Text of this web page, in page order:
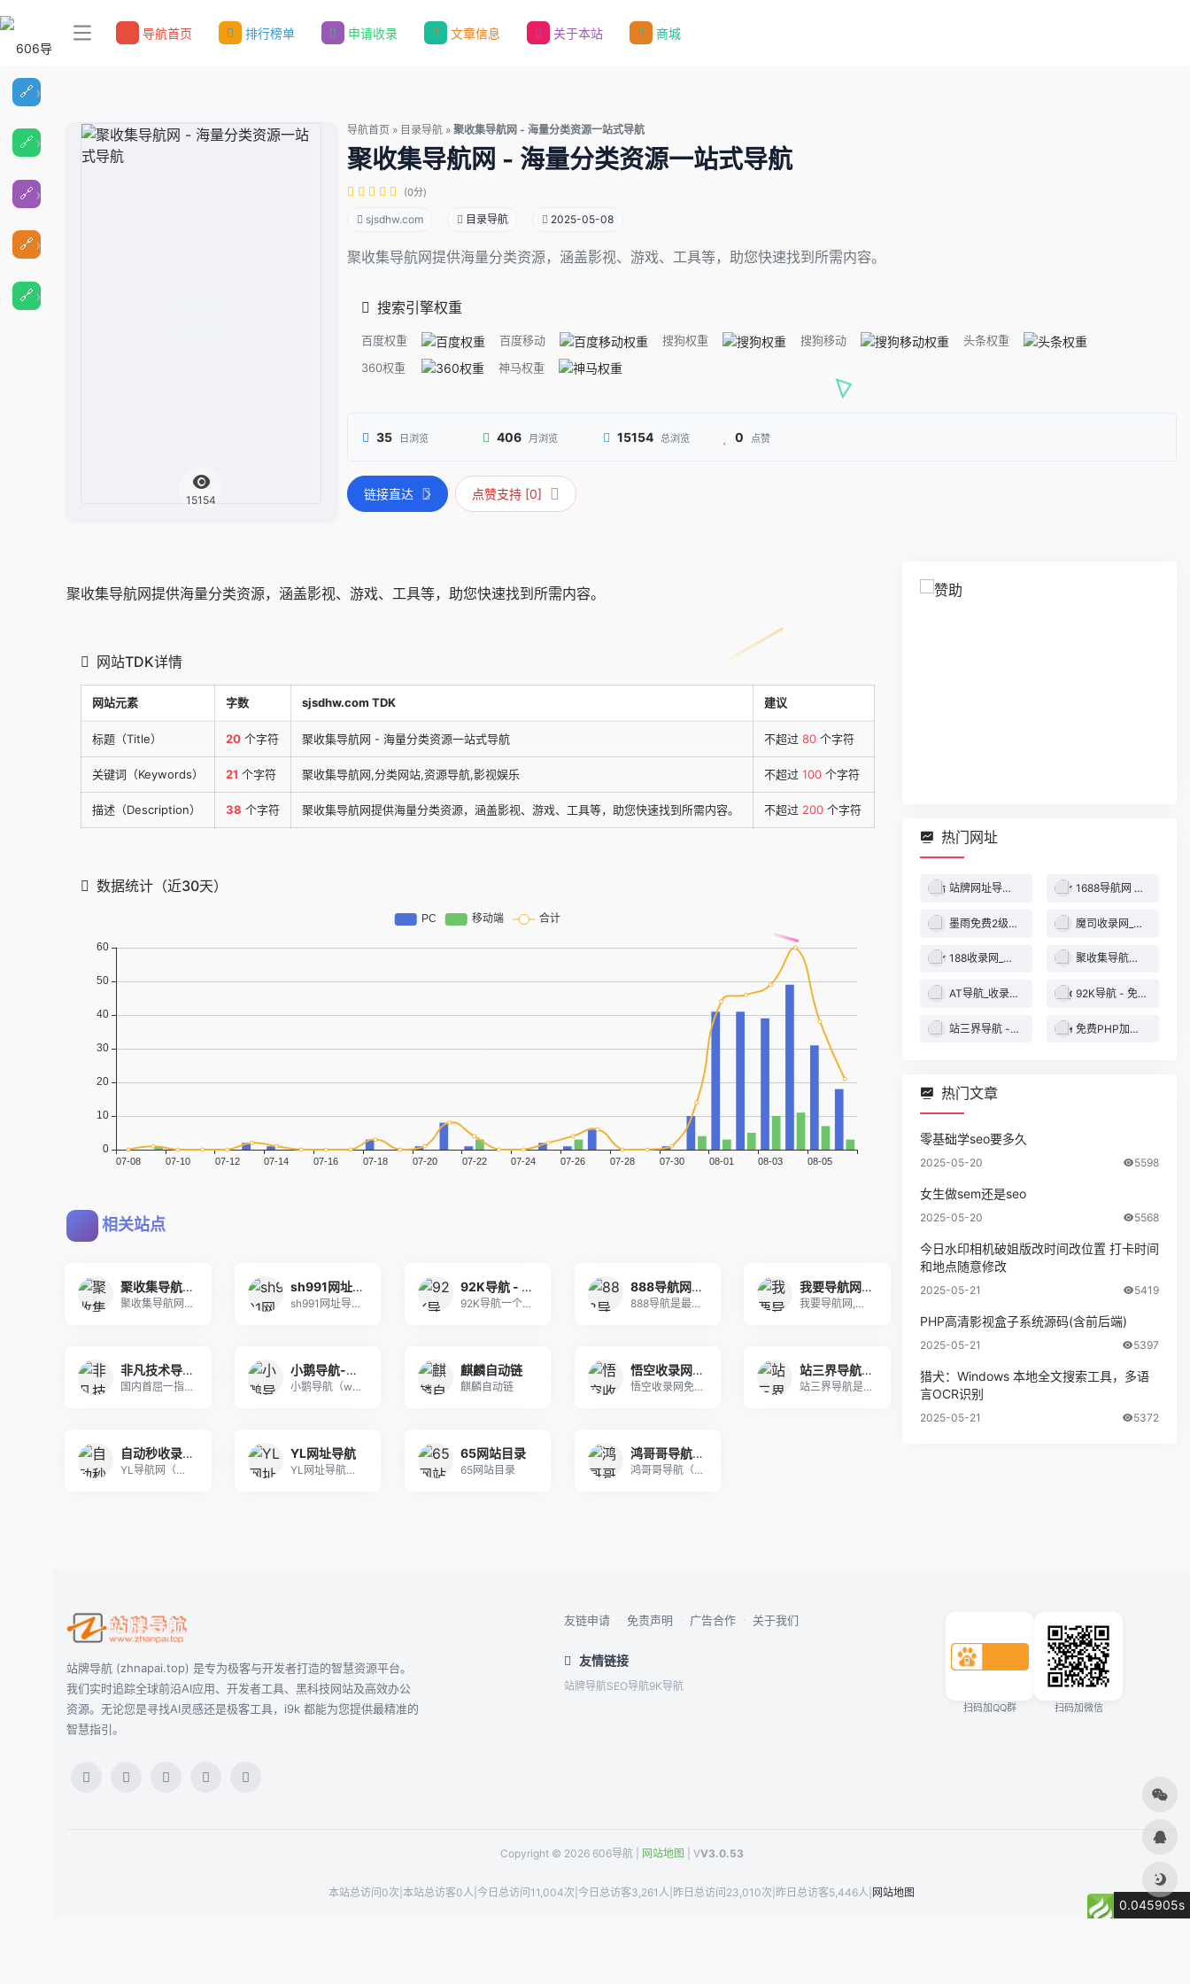
导航首页 排行榜单 申请收录 文章信息 关于本站 商城
15154
导航首页 » 目录导航 » 聚收集导航网 - 海量分类资源一站式导航
聚收集导航网 - 海量分类资源一站式导航
(0分)
sjsdhw.com 目录导航 2025-05-08
聚收集导航网提供海量分类资源，涵盖影视、游戏、工具等，助您快速找到所需内容。
搜索引擎权重
百度权重 百度移动 搜狗权重 搜狗移动
头条权重
360权重
神马权重
35 日浏览 406 月浏览 15154 总浏览 0 点赞
链接直达 点赞支持 [0]
聚收集导航网提供海量分类资源，涵盖影视、游戏、工具等，助您快速找到所需内容。
网站TDK详情
网站元素 字数 sjsdhw.com TDK 建议
标题（Title） 20 个字符 聚收集导航网 - 海量分类资源一站式导航 不超过 80 个字符
关键词（Keywords） 21 个字符 聚收集导航网,分类网站,资源导航,影视娱乐 不超过 100 个字符
描述（Description） 38 个字符 聚收集导航网提供海量分类资源，涵盖影视、游戏、工具等，助您快速找到所需内容。 不超过 200 个字符
数据统计（近30天）
相关站点
聚收集导航网 - 海量分类资源一站式导航
聚收集导航网提供海量分类资源，涵盖影视、游戏、工
sh991网址导航－991自动链,网址之家,搜索大全,绿色,快速,安全的专业导航站
sh991网址导航,991自动链是国内最好网址站
92K导航 - 免费自动秒收录网址导航
92K导航一个免费自动收录优秀网站的网址导航，为
888导航网-网站收录-网址收录-网址导航-收录网站-自助广告系统
888导航是最新的网址导航程序，自动秒收录，自动
我要导航网-全网最简洁的收集网
我要导航网,免费自动秒收录网址,提供自动收录网站
非凡技术导航 - 学习技术 从这里开始
国内首屈一指的技术教程活动导航分类平台，站点已累
小鹅导航-网站收录-自动收录网-网址收录-自动秒收录
小鹅导航（www.xedh.cn），是一个具有免
麒麟自动链
麒麟自动链
悟空收录网 - 网址导航大全 | 网站免费收录 | 软文外链发布平台
悟空收录网免费提供网站目录提交、收集正规的优秀网
站三界导航 - 网站目录,网址提交,分类目录,网站大全,名站导航之家
站三界导航是一个集合众多网站的网址导航站点，包含
自动秒收录_秒收录网站导航_网站秒收录 - YL导航网
YL导航网（www.yulinzhan.cn）为
YL网址导航
YL网址导航，采用AI算法实时分析全网资源价值指
65网站目录
65网站目录
鸿哥哥导航-中文网站免费收录目录 | 资源大全
鸿哥哥导航（www.hggdh.com）专注收录
热门网址
站牌网址导航收录网 | 精选网站导航，自动秒收录服务 - 最全网址收录！ 1688导航网 - 技术导航 - 名站网址 - 名站导航 - 免费外链 - 免费收录网站
墨雨免费2级域名 - 二级域名分发服务平台 魔司收录网_分类目录网_免费网站目录_网站收录_网址提交_免费收录网站
188收录网_网站收录-友情链接交换-网址收录-自动秒收录 聚收集导航网 - 海量分类资源一站式导航
AT导航_收录网_免费收录网站_自动收录网_秒收录 92K导航 - 免费自动秒收录网址导航
站三界导航 - 网站目录,网址提交,分类目录,网站大全,名站导航之家 免费PHP加密系统 - PHP代码加密平台
热门文章
零基础学seo要多久
2025-05-20 5598
女生做sem还是seo
2025-05-20 5568
今日水印相机破姐版改时间改位置 打卡时间
和地点随意修改
2025-05-21 5419
PHP高清影视盒子系统源码(含前后端)
2025-05-21 5397
猎犬：Windows 本地全文搜索工具，多语
言OCR识别
2025-05-21 5372
站牌导航 (zhnapai.top) 是专为极客与开发者打造的智慧资源平台。
我们实时追踪全球前沿AI应用、开发者工具、黑科技网站及高效办公
资源。无论您是寻找AI灵感还是极客工具，i9k 都能为您提供最精准的
智慧指引。
友链申请 · 免责声明 · 广告合作 · 关于我们
友情链接
站牌导航SEO导航9K导航
扫码加QQ群 扫码加微信
Copyright © 2026 606导航 | 网站地图 | VV3.0.53
本站总访问0次 本站总访客0人 今日总访问11,004次 今日总访客3,261人 昨日总访问23,010次 昨日总访客5,446人 网站地图
0.045905s